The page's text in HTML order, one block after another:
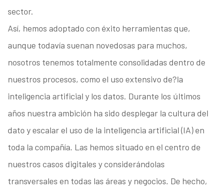
sector.
Así, hemos adoptado con éxito herramientas que,
aunque todavía suenan novedosas para muchos,
nosotros tenemos totalmente consolidadas dentro de
nuestros procesos, como el uso extensivo de?la
inteligencia artificial y los datos. Durante los últimos
años nuestra ambición ha sido desplegar la cultura del
dato y escalar el uso de la inteligencia artificial (IA) en
toda la compañía. Las hemos situado en el centro de
nuestros casos digitales y considerándolas
transversales en todas las áreas y negocios. De hecho,